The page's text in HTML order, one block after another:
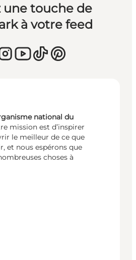
une touche de
à votre feed
national du
mission est d’inspirer
le meilleur de ce que
et nous espérons que
choses à